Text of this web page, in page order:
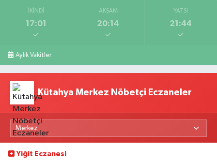
İKINDI
17:01
AKŞAM
20:14
YATSI
21:44
Aylık Vakitler
Kütahya Merkez Nöbetçi Eczaneler
Yiğit Eczanesi